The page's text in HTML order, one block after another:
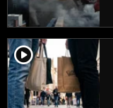
player2